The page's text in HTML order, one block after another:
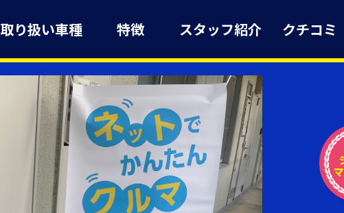
取り扱い車種 特徴 スタッフ紹介 クチコミ